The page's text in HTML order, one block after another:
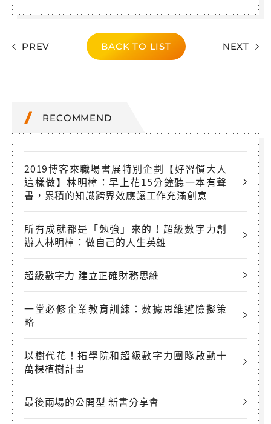
PREV BACK TO LIST NEXT
RECOMMEND
2019博客來職場書展特別企劃【好習慣大人
這樣做】林明樟：早上花15分鐘聽一本有聲
書，累積的知識跨界效應讓工作充滿創意
所有成就都是「勉強」來的！超級數字力創
辦人林明樟：做自己的人生英雄
超級數字力 建立正確財務思維
一堂必修企業教育訓練：數據思維避險擬策
略
以樹代花！拓學院和超級數字力團隊啟動十
萬棵植樹計畫
最後兩場的公開型 新書分享會